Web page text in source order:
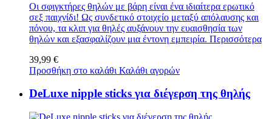
Οι σφιγκτήρες θηλών με βάρη είναι ένα ιδιαίτερα ερωτικό
σεξ παιχνίδι! Ως συνδετικό στοιχείο μεταξύ απόλαυσης και
πόνου, τα κλιπ για θηλές αυξάνουν την ευαισθησία των
θηλών και εξασφαλίζουν μια έντονη εμπειρία. Περισσότερα
39,99 €
Προσθήκη στο καλάθι Καλάθι αγορών
DeLuxe nipple sticks για διέγερση της θηλής